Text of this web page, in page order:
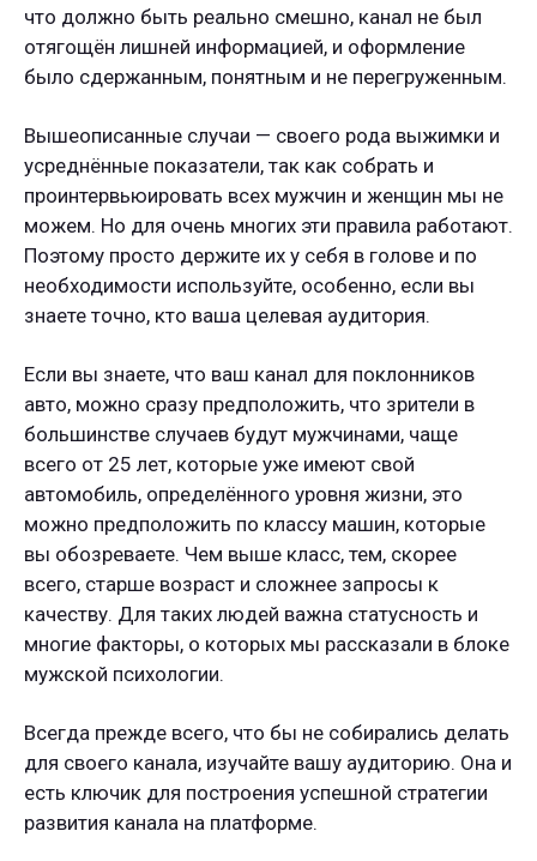
что должно быть реально смешно, канал не был
отягощён лишней информацией, и оформление
было сдержанным, понятным и не перегруженным.
Вышеописанные случаи — своего рода выжимки и
усреднённые показатели, так как собрать и
проинтервьюировать всех мужчин и женщин мы не
можем. Но для очень многих эти правила работают.
Поэтому просто держите их у себя в голове и по
необходимости используйте, особенно, если вы
знаете точно, кто ваша целевая аудитория.
Если вы знаете, что ваш канал для поклонников
авто, можно сразу предположить, что зрители в
большинстве случаев будут мужчинами, чаще
всего от 25 лет, которые уже имеют свой
автомобиль, определённого уровня жизни, это
можно предположить по классу машин, которые
вы обозреваете. Чем выше класс, тем, скорее
всего, старше возраст и сложнее запросы к
качеству. Для таких людей важна статусность и
многие факторы, о которых мы рассказали в блоке
мужской психологии.
Всегда прежде всего, что бы не собирались делать
для своего канала, изучайте вашу аудиторию. Она и
есть ключик для построения успешной стратегии
развития канала на платформе.